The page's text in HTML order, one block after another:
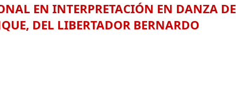
EN INTERPRETACIÓN EN DANZA DE
DEL LIBERTADOR BERNARDO